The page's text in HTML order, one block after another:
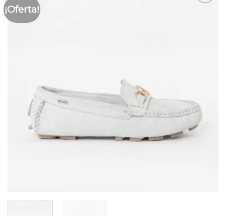
¡Oferta!